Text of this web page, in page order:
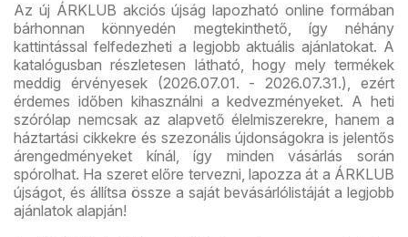
Az új ÁRKLUB akciós újság lapozható online formában
bárhonnan könnyedén megtekinthető, így néhány
kattintással felfedezheti a legjobb aktuális ajánlatokat. A
katalógusban részletesen látható, hogy mely termékek
meddig érvényesek (2026.07.01. - 2026.07.31.), ezért
érdemes időben kihasználni a kedvezményeket. A heti
szórólap nemcsak az alapvető élelmiszerekre, hanem a
háztartási cikkekre és szezonális újdonságokra is jelentős
árengedményeket kínál, így minden vásárlás során
spórolhat. Ha szeret előre tervezni, lapozza át a ÁRKLUB
újságot, és állítsa össze a saját bevásárlólistáját a legjobb
ajánlatok alapján!